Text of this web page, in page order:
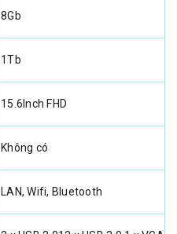
8Gb
1Tb
15.6Inch FHD
Không có
LAN, Wifi, Bluetooth